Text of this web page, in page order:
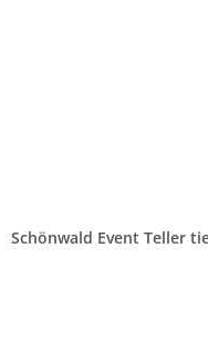
Schönwald Event Teller